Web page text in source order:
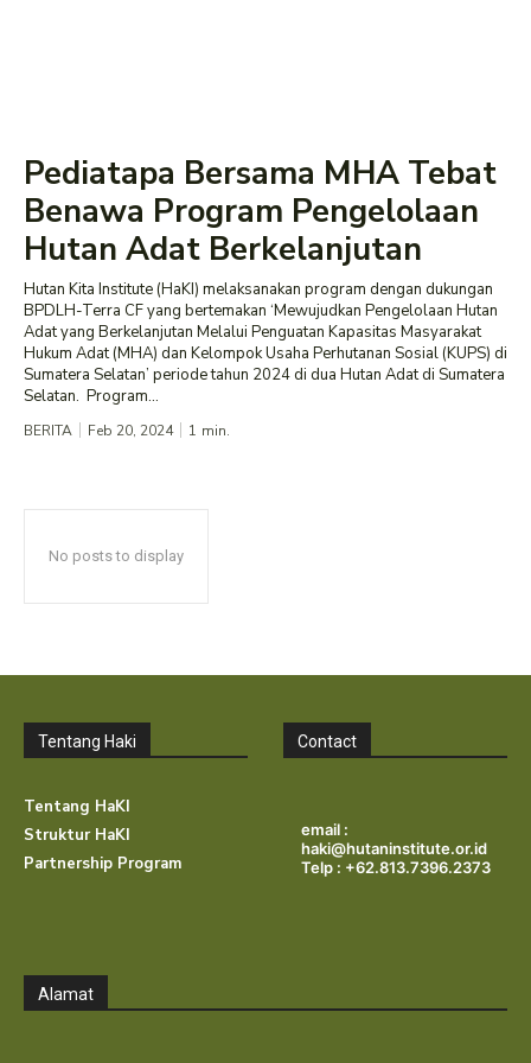
Pediatapa Bersama MHA Tebat
Benawa Program Pengelolaan
Hutan Adat Berkelanjutan
Hutan Kita Institute (HaKI) melaksanakan program dengan dukungan
BPDLH-Terra CF yang bertemakan ‘Mewujudkan Pengelolaan Hutan
Adat yang Berkelanjutan Melalui Penguatan Kapasitas Masyarakat
Hukum Adat (MHA) dan Kelompok Usaha Perhutanan Sosial (KUPS) di
Sumatera Selatan’ periode tahun 2024 di dua Hutan Adat di Sumatera
Selatan. Program...
BERITA Feb 20, 2024 1 min.
No posts to display
Tentang Haki
Tentang HaKI
Struktur HaKI
Partnership Program
Contact
email :
haki@hutaninstitute.or.id
Telp : +62.813.7396.2373
Alamat